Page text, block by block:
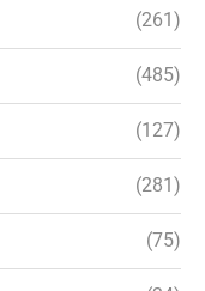
(261)
(485)
(127)
(281)
(75)